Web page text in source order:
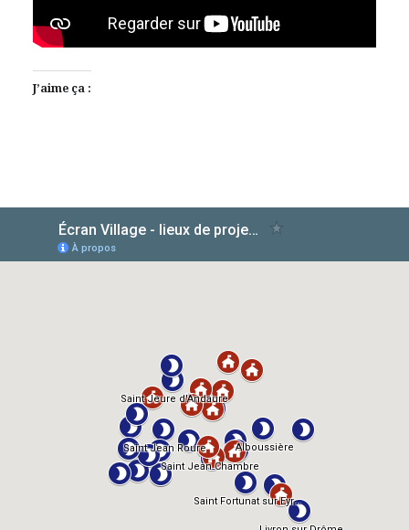
J’aime ça :
AlloCiné